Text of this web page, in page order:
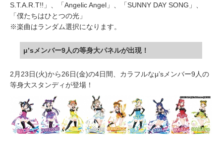
S.T.A.R.T!!」、「Angelic Angel」、「SUNNY DAY SONG」、
「僕たちはひとつの光」
※楽曲はランダム選択になります。
μ’sメンバー9人の等身大パネルが出現！
2月23日(火)から26日(金)の4日間、カラフルなμ’sメンバー9人の
等身大スタンディが登場！